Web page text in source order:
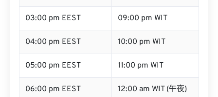
03:00 pm EEST 09:00 pm WIT
04:00 pm EEST 10:00 pm WIT
05:00 pm EEST 11:00 pm WIT
06:00 pm EEST 12:00 am WIT (午夜)